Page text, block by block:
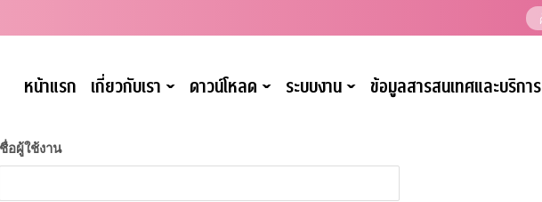
หน้าแรก เกี่ยวกับเรา ˇ ดาวน์โหลด ˇ ระบบงานˇ ข้อมูลสารสนเทศและบริการ
ชื่อผู้ใช้งาน